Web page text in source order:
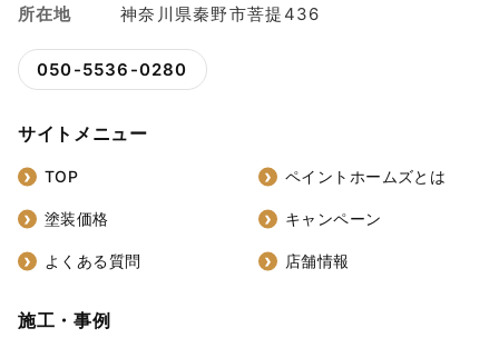
所在地
神奈川県秦野市菩提436
050-5536-0280
サイトメニュー
TOP ペイントホームズとは
塗装価格 キャンペーン
よくある質問 店舗情報
施工・事例